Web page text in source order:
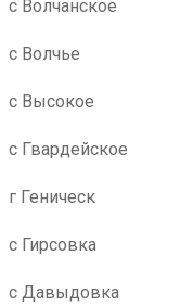
с Волчанское
с Волчье
с Высокое
с Гвардейское
г Геническ
с Гирсовка
с Давыдовка